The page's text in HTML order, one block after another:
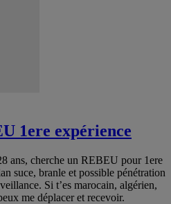
1ere expérience
ans, cherche un REBEU pour 1ere
suce, branle et possible pénétration
Si t’es marocain, algérien,
me déplacer et recevoir.